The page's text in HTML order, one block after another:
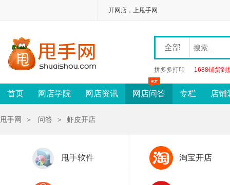
开网店，上甩手网
全部
拼多多打印 1688铺货到
首页 网店学院 网店资讯 网店问答 专栏 店铺
甩手网 ＞ 问答 ＞ 虾皮开店
甩手软件 淘宝开店